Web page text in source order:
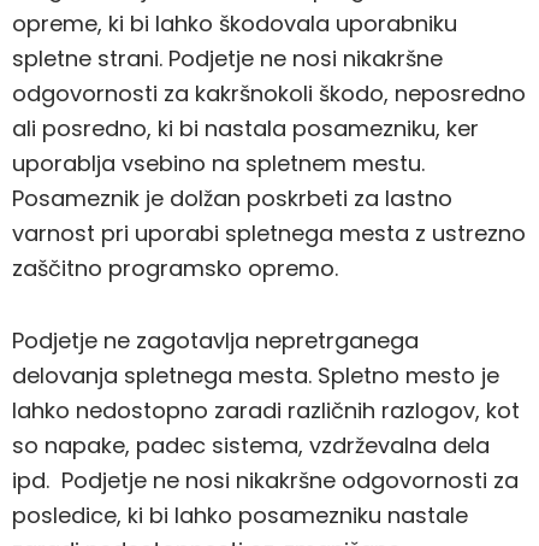
opreme, ki bi lahko škodovala uporabniku
spletne strani. Podjetje ne nosi nikakršne
odgovornosti za kakršnokoli škodo, neposredno
ali posredno, ki bi nastala posamezniku, ker
uporablja vsebino na spletnem mestu.
Posameznik je dolžan poskrbeti za lastno
varnost pri uporabi spletnega mesta z ustrezno
zaščitno programsko opremo.
Podjetje ne zagotavlja nepretrganega
delovanja spletnega mesta. Spletno mesto je
lahko nedostopno zaradi različnih razlogov, kot
so napake, padec sistema, vzdrževalna dela
ipd. Podjetje ne nosi nikakršne odgovornosti za
posledice, ki bi lahko posamezniku nastale